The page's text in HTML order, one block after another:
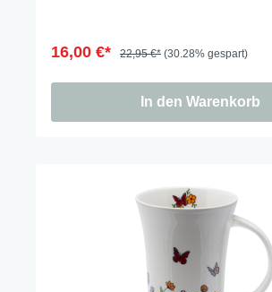
16,00 €* 22,95 €* (30.28% gespart)
In den Warenkorb